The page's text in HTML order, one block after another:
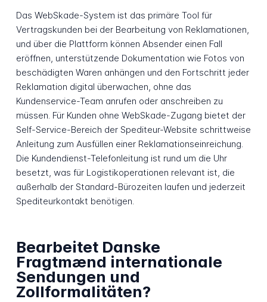
Das WebSkade-System ist das primäre Tool für
Vertragskunden bei der Bearbeitung von Reklamationen,
und über die Plattform können Absender einen Fall
eröffnen, unterstützende Dokumentation wie Fotos von
beschädigten Waren anhängen und den Fortschritt jeder
Reklamation digital überwachen, ohne das
Kundenservice-Team anrufen oder anschreiben zu
müssen. Für Kunden ohne WebSkade-Zugang bietet der
Self-Service-Bereich der Spediteur-Website schrittweise
Anleitung zum Ausfüllen einer Reklamationseinreichung.
Die Kundendienst-Telefonleitung ist rund um die Uhr
besetzt, was für Logistikoperationen relevant ist, die
außerhalb der Standard-Bürozeiten laufen und jederzeit
Spediteurkontakt benötigen.
Bearbeitet Danske
Fragtmænd internationale
Sendungen und
Zollformalitäten?